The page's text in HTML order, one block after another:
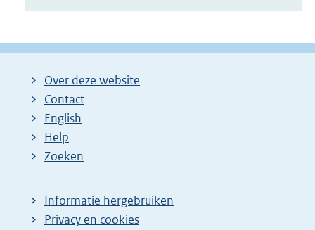
Over deze website
Contact
English
Help
Zoeken
Informatie hergebruiken
Privacy en cookies